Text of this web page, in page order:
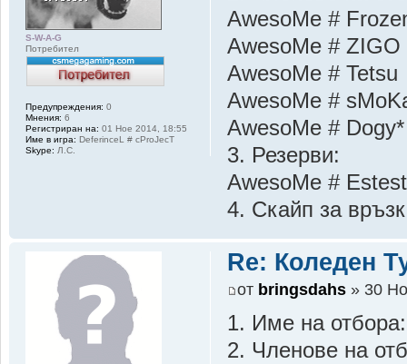
AwesoMe #
AwesoMe # ZIGO
AwesoMe # Tetsu
AwesoMe #
AwesoMe # Dogy*
3. Резерви:
AwesoMe #
4. Скайп за
S-W-A-G
Потребител
Предупреждения: 0
Мнения: 6
Регистриран на: 01 Ное 2014, 18:55
Име в игра: DeferinceL # cProJecT
Skype: Л.С.
Re: Коледен
от bringsdahs » 30
1. Име на
2. Членове на